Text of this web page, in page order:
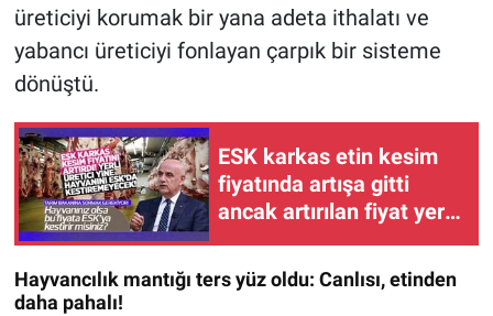
üreticiyi korumak bir yana adeta ithalatı ve
yabancı üreticiyi fonlayan çarpık bir sisteme
dönüştü.
ESK karkas etin kesim
fiyatında artışa gitti
ancak artırılan fiyat yerli
üretici için yine bir anlam
ifade etmiyor!
Hayvancılık mantığı ters yüz oldu: Canlısı, etinden
daha pahalı!